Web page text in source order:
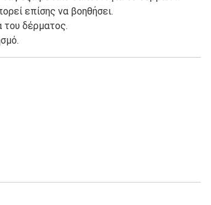
επίσης να βοηθήσει.
του δέρματος.